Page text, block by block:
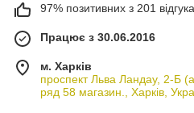
97% позитивних з 201
Працює з 30.06.2016
м. Харків
проспект Льва Ландау, 2-Б
ряд 58 магазин., Харків,